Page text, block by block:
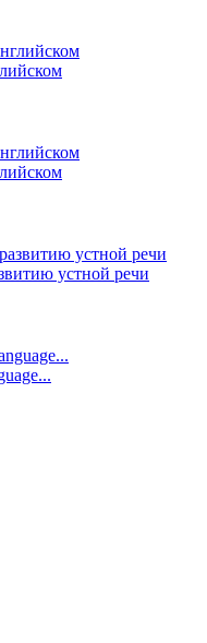
устной речи